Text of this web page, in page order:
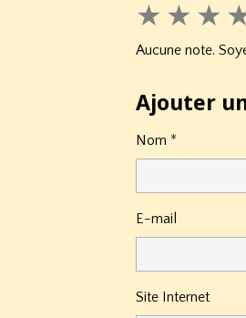
★ ★ ★
Aucune note.
Ajouter
Nom
E-mail
Site Internet